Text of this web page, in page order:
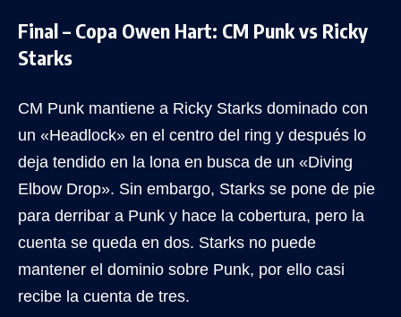
Final – Copa Owen Hart: CM Punk vs Ricky
Starks
CM Punk mantiene a Ricky Starks dominado con
un «Headlock» en el centro del ring y después lo
deja tendido en la lona en busca de un «Diving
Elbow Drop». Sin embargo, Starks se pone de pie
para derribar a Punk y hace la cobertura, pero la
cuenta se queda en dos. Starks no puede
mantener el dominio sobre Punk, por ello casi
recibe la cuenta de tres.